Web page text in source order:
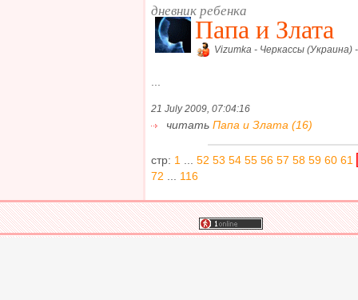
дневник ребенка
Папа и Злата
Vizumka - Черкассы (Украина)
21 July 2009, 07:04:16
читать Папа и Злата (16)
стр: 1 52 53 54 55 56 57 58 59 60 61
72
116